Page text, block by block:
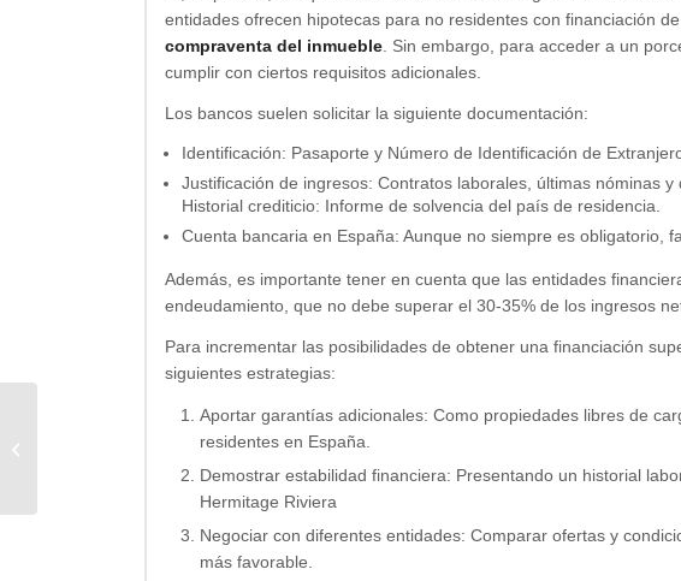
entidades ofrecen hipotecas para no residentes con financiación
compraventa del inmueble . Sin embargo, para acceder a un
cumplir con ciertos requisitos adicionales.
Los bancos suelen solicitar la siguiente documentación:
Identificación: Pasaporte y Número de Identificación de
Justificación de ingresos: Contratos laborales, últimas nóminas y
Historial crediticio: Informe de solvencia del país de residencia.
Cuenta bancaria en España: Aunque no siempre es obligatorio,
Además, es importante tener en cuenta que las entidades
endeudamiento, que no debe superar el 30-35% de los ingresos
Para incrementar las posibilidades de obtener una financiación
siguientes estrategias:
Aportar garantías adicionales: Como propiedades libres de
residentes en España.
Demostrar estabilidad financiera: Presentando un historial
Hermitage Riviera
Negociar con diferentes entidades: Comparar ofertas y
más favorable.
Hipoteca para invertir